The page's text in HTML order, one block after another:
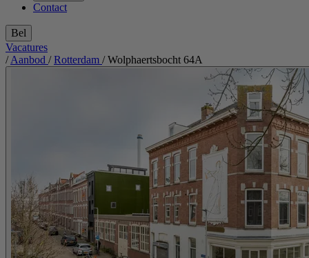
Contact
Bel
Vacatures
/ Aanbod / Rotterdam / Wolphaertsbocht 64A